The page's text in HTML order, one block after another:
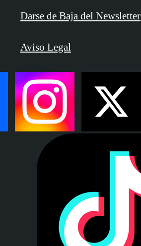
Darse de Baja del Newsletter
Aviso Legal